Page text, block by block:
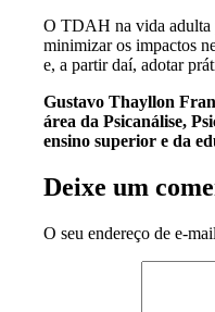
O TDAH na vida adulta
minimizar os impactos
e, a partir daí, adotar
Gustavo Thayllon
área da Psicanálise,
ensino superior e da
Deixe um
O seu endereço de e-